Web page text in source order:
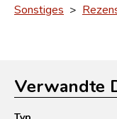
Sonstiges >
Verwandte